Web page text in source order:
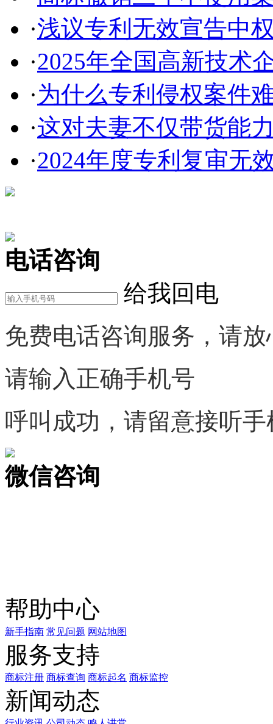
·浅议专利无效宣告中
·2025年全国高新技术
·为什么专利侵权案件
·这对夫妻不仅带货能
·2024年度专利复审无
电话咨询
给我回电
免费电话咨询服务，请放
请输入正确手机号
呼叫成功，请留意接听手
微信咨询
帮助中心
新手指南 常见问题 网站地图
服务支持
商标注册 商标查询 商标起名 商标监控
新闻动态